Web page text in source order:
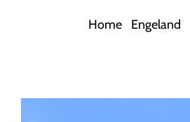
Home Engeland